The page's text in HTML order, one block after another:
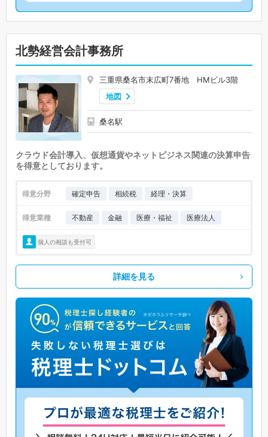
北勢経営会計事務所
三重県桑名市末広町7番地 HMビル3階
地図
桑名駅
クラウド会計導入、仮想通貨やネットビジネス関連の決算申告
を得意としております。
得意分野 確定申告 相続税 経理・決算
得意業種 不動産 金融 医療・福祉 医療法人
個人の相談も受付可
詳細を見る